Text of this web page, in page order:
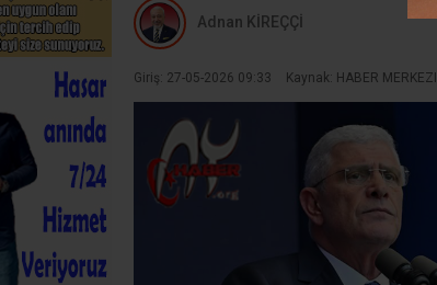
Adnan KİREÇÇİ
Giriş: 27-05-2026 09:33 Kaynak: HABER MERKEZI